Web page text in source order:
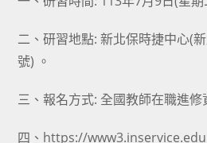
二、研習地點: 新北保時捷中心(
號) 。
三、報名方式: 全國教師在職進修
四、https://